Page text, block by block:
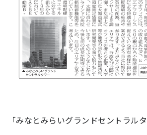
「みなとみらいグランドセントラルタ